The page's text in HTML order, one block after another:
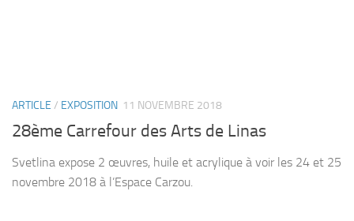
ARTICLE / EXPOSITION 11 NOVEMBRE 2018
28ème Carrefour des Arts de Linas
Svetlina expose 2 œuvres, huile et acrylique à voir les 24 et 25
novembre 2018 à l’Espace Carzou.